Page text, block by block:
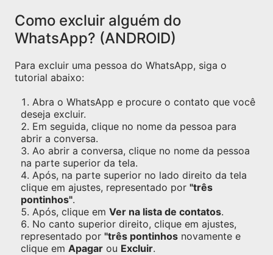
Como excluir alguém do
WhatsApp? (ANDROID)
Para excluir uma pessoa do WhatsApp, siga o
tutorial abaixo:
Abra o WhatsApp e procure o contato que você
deseja excluir.
Em seguida, clique no nome da pessoa para
abrir a conversa.
Ao abrir a conversa, clique no nome da pessoa
na parte superior da tela.
Após, na parte superior no lado direito da tela
clique em ajustes, representado por "três
pontinhos".
Após, clique em Ver na lista de contatos.
No canto superior direito, clique em ajustes,
representado por "três pontinhos novamente e
clique em Apagar ou Excluir.